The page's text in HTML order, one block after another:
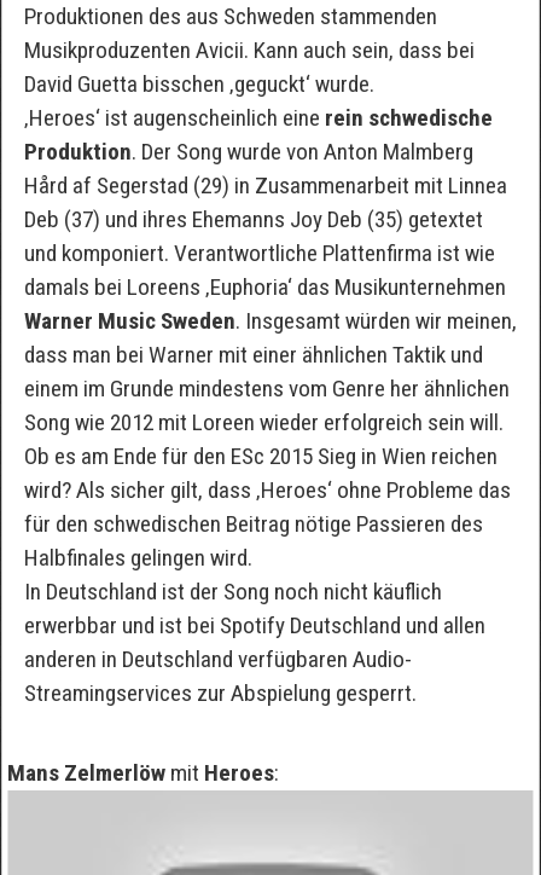
Produktionen des aus Schweden stammenden
Musikproduzenten Avicii. Kann auch sein, dass bei
David Guetta bisschen ‚geguckt‘ wurde.
‚Heroes‘ ist augenscheinlich eine rein schwedische
Produktion. Der Song wurde von Anton Malmberg
Hård af Segerstad (29) in Zusammenarbeit mit Linnea
Deb (37) und ihres Ehemanns Joy Deb (35) getextet
und komponiert. Verantwortliche Plattenfirma ist wie
damals bei Loreens ‚Euphoria‘ das Musikunternehmen
Warner Music Sweden. Insgesamt würden wir meinen,
dass man bei Warner mit einer ähnlichen Taktik und
einem im Grunde mindestens vom Genre her ähnlichen
Song wie 2012 mit Loreen wieder erfolgreich sein will.
Ob es am Ende für den ESc 2015 Sieg in Wien reichen
wird? Als sicher gilt, dass ‚Heroes‘ ohne Probleme das
für den schwedischen Beitrag nötige Passieren des
Halbfinales gelingen wird.
In Deutschland ist der Song noch nicht käuflich
erwerbbar und ist bei Spotify Deutschland und allen
anderen in Deutschland verfügbaren Audio-
Streamingservices zur Abspielung gesperrt.
Mans Zelmerlöw mit Heroes: